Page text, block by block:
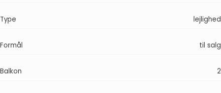
Type lejlighed
Formål til salg
Balkon 2